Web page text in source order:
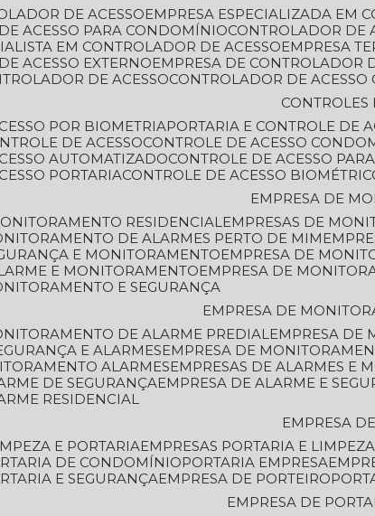
DE ACESSO
EMPRESA ESPECIALIZADA EM
ACESSO PARA CONDOMÍNIO
CONTROLADOR
EM CONTROLADOR DE ACESSO
EMPRESA
ACESSO EXTERNO
EMPRESA DE CONTROLADOR
DE ACESSO
CONTROLADOR DE
POR BIOMETRIA
PORTARIA E CONTROLE DE
DE ACESSO
CONTROLE DE ACESSO
AUTOMATIZADO
CONTROLE DE ACESSO
PORTARIA CONTROLE DE ACESSO
EMPRESA DE
RESIDENCIAL
EMPRESAS DE
DE ALARMES PERTO DE MIM
E MONITORAMENTO
EMPRESA DE
E MONITORAMENTO
EMPRESA DE
E SEGURANÇA
EMPRESA DE
DE ALARME PREDIAL
EMPRESA
E ALARMES
EMPRESA DE
ALARMES
EMPRESAS DE ALARMES E
DE SEGURANÇA
EMPRESA DE ALARME E
RESIDENCIAL
EMPRESA
E PORTARIA
EMPRESAS PORTARIA E LIMPEZA
DE CONDOMÍNIO
PORTARIA EMPRESA
E SEGURANÇA
EMPRESA DE PORTEIRO
EMPRESA DE